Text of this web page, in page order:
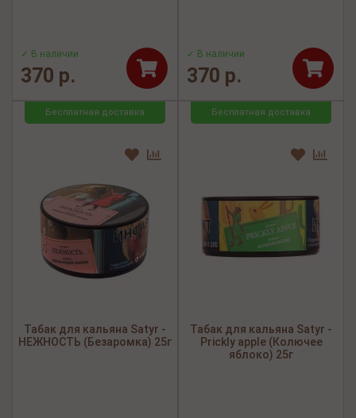
✓ В наличии
370 р.
✓ В наличии
370 р.
Бесплатная доставка
Табак для кальяна Satyr -
НЕЖНОСТЬ (Безаромка) 25г
Бесплатная доставка
Табак для кальяна Satyr -
Prickly apple (Колючее
яблоко) 25г